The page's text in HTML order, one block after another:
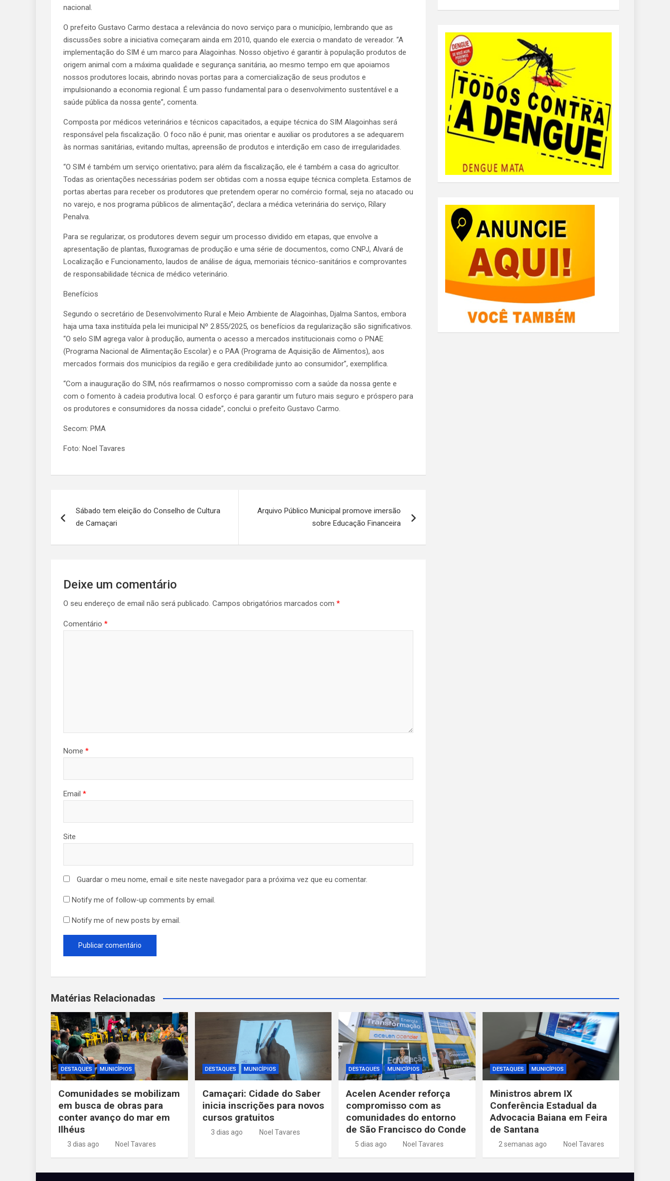
nacional.
O prefeito Gustavo Carmo destaca a relevância do novo serviço para o município, lembrando que as
discussões sobre a iniciativa começaram ainda em 2010, quando ele exercia o mandato de vereador. “A
implementação do SIM é um marco para Alagoinhas. Nosso objetivo é garantir à população produtos de
origem animal com a máxima qualidade e segurança sanitária, ao mesmo tempo em que apoiamos
nossos produtores locais, abrindo novas portas para a comercialização de seus produtos e
impulsionando a economia regional. É um passo fundamental para o desenvolvimento sustentável e a
saúde pública da nossa gente”, comenta.
Composta por médicos veterinários e técnicos capacitados, a equipe técnica do SIM Alagoinhas será
responsável pela fiscalização. O foco não é punir, mas orientar e auxiliar os produtores a se adequarem
às normas sanitárias, evitando multas, apreensão de produtos e interdição em caso de irregularidades.
“O SIM é também um serviço orientativo; para além da fiscalização, ele é também a casa do agricultor.
Todas as orientações necessárias podem ser obtidas com a nossa equipe técnica completa. Estamos de
portas abertas para receber os produtores que pretendem operar no comércio formal, seja no atacado ou
no varejo, e nos programa públicos de alimentação”, declara a médica veterinária do serviço, Rílary
Penalva.
Para se regularizar, os produtores devem seguir um processo dividido em etapas, que envolve a
apresentação de plantas, fluxogramas de produção e uma série de documentos, como CNPJ, Alvará de
Localização e Funcionamento, laudos de análise de água, memoriais técnico-sanitários e comprovantes
de responsabilidade técnica de médico veterinário.
Benefícios
Segundo o secretário de Desenvolvimento Rural e Meio Ambiente de Alagoinhas, Djalma Santos, embora
haja uma taxa instituída pela lei municipal Nº 2.855/2025, os benefícios da regularização são significativos.
“O selo SIM agrega valor à produção, aumenta o acesso a mercados institucionais como o PNAE
(Programa Nacional de Alimentação Escolar) e o PAA (Programa de Aquisição de Alimentos), aos
mercados formais dos municípios da região e gera credibilidade junto ao consumidor”, exemplifica.
“Com a inauguração do SIM, nós reafirmamos o nosso compromisso com a saúde da nossa gente e
com o fomento à cadeia produtiva local. O esforço é para garantir um futuro mais seguro e próspero para
os produtores e consumidores da nossa cidade”, conclui o prefeito Gustavo Carmo.
Secom: PMA
Foto: Noel Tavares
de
artigos
Sábado tem eleição do Conselho de Cultura
de Camaçari
Arquivo Público Municipal promove imersão
sobre Educação Financeira
Deixe um comentário
O seu endereço de email não será publicado. Campos obrigatórios marcados com *
Comentário *
Nome *
Email *
Site
Guardar o meu nome, email e site neste navegador para a próxima vez que eu comentar.
Notify me of follow-up comments by email.
Notify me of new posts by email.
Matérias Relacionadas
DESTAQUES MUNICÍPIOS
Comunidades se mobilizam
em busca de obras para
conter avanço do mar em
Ilhéus
3 dias ago Noel Tavares
DESTAQUES MUNICÍPIOS
Camaçari: Cidade do Saber
inicia inscrições para novos
cursos gratuitos
3 dias ago Noel Tavares
DESTAQUES MUNICÍPIOS
Acelen Acender reforça
compromisso com as
comunidades do entorno
de São Francisco do Conde
5 dias ago Noel Tavares
DESTAQUES MUNICÍPIOS
Ministros abrem IX
Conferência Estadual da
Advocacia Baiana em Feira
de Santana
2 semanas ago Noel Tavares